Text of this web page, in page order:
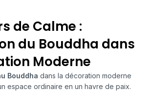
de Calme :
du Bouddha dans
Moderne
Bouddha dans la décoration moderne
espace ordinaire en un havre de paix.